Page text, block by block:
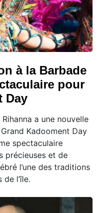
à la Barbade
pour
Day
a une nouvelle
Kadooment Day
spectaculaire
précieuses et de
l’une des traditions
l’île.